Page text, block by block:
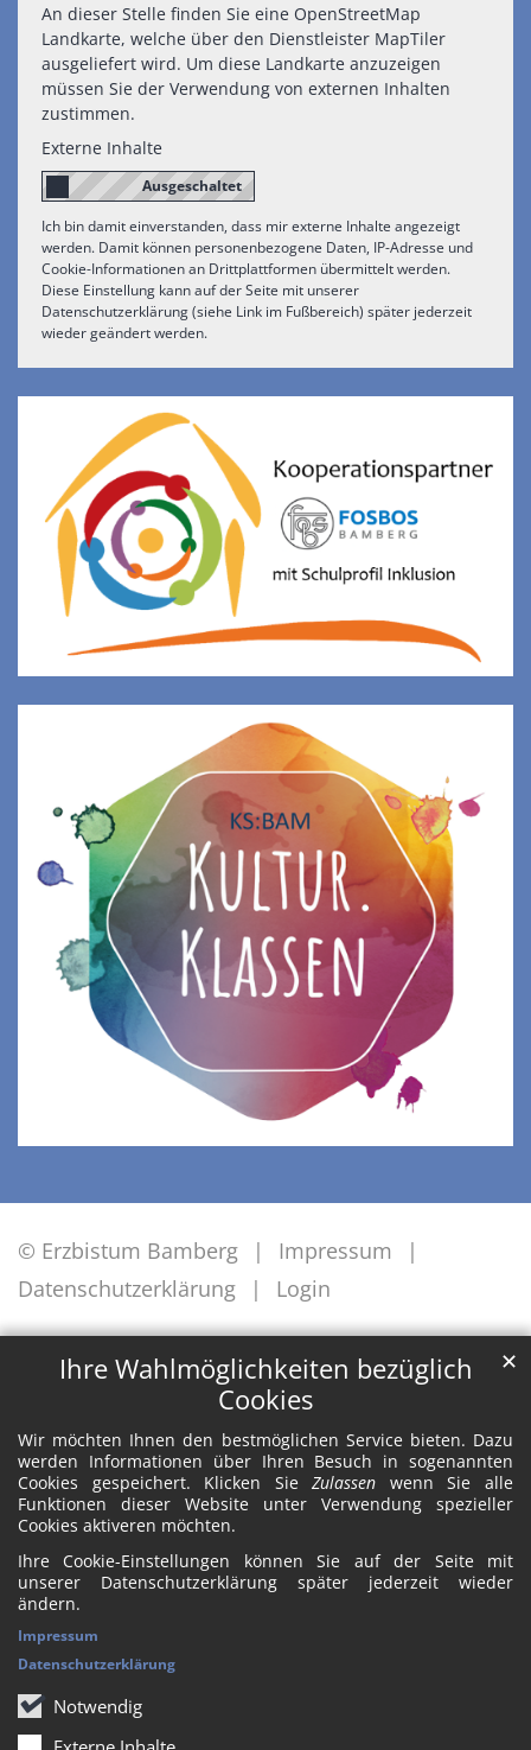
Ihre Wahlmöglichkeiten bezüglich
Cookies
Wir möchten Ihnen den bestmöglichen Service bieten. Dazu
werden Informationen über Ihren Besuch in sogenannten
Cookies gespeichert. Klicken SieZulassen wenn Sie alle
Funktionen dieser Website unter Verwendung spezieller
Cookies aktiveren möchten.
Ihre Cookie-Einstellungen können Sie auf der Seite mit
unserer Datenschutzerklärung später jederzeit wieder
ändern.
Notwendig
✕
Impressum
Datenschutzerklärung
An dieser Stelle finden Sie eine OpenStreetMap
Landkarte, welche über den Dienstleister MapTiler
ausgeliefert wird. Um diese Landkarte anzuzeigen
müssen Sie der Verwendung von externen Inhalten
zustimmen.
Externe Inhalte
Ich bin damit einverstanden, dass mir externe Inhalte angezeigt
werden. Damit können personenbezogene Daten, IP-Adresse und
Cookie-Informationen an Drittplattformen übermittelt werden.
Diese Einstellung kann auf der Seite mit unserer
Datenschutzerklärung (siehe Link im Fußbereich) später jederzeit
wieder geändert werden.
© Erzbistum Bamberg
Impressum
Datenschutzerklärung
Login